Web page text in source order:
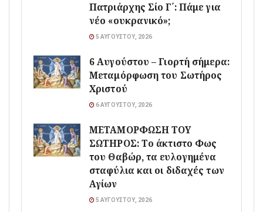
Πατριάρχης Σίο Γ΄: Πάμε για
νέο «ουκρανικό»;
5 ΑΥΓΟΎΣΤΟΥ, 2026
6 Αυγούστου – Γιορτή σήμερα:
Μεταμόρφωση του Σωτήρος
Χριστού
6 ΑΥΓΟΎΣΤΟΥ, 2026
ΜΕΤΑΜΟΡΦΩΣΗ ΤΟΥ
ΣΩΤΗΡΟΣ: Το άκτιστο Φως
του Θαβώρ, τα ευλογημένα
σταφύλια και οι διδαχές των
Αγίων
5 ΑΥΓΟΎΣΤΟΥ, 2026